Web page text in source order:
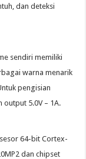
dan deteksi
sendiri memiliki
warna menarik
pengisian
output 5.0V – 1A.
64-bit Cortex-
dan chipset